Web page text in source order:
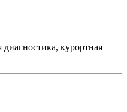
курортная